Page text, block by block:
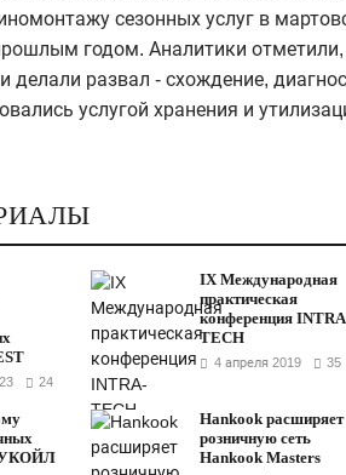
сезонных услуг в
годом. Аналитики отметили,
делали развал - схождение,
услугой хранения и
24
IX Международная
практическая
конференция
TECH
4 апреля 2019 35
Hankook расширяет
розничную сеть
Hankook Masters